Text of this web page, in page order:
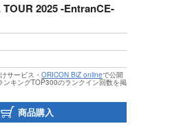
2025 -EntranCE-
サービス・ ORICON BiZ onlineで公開
ンキングTOP300のランクイン回数を掲
商品購入